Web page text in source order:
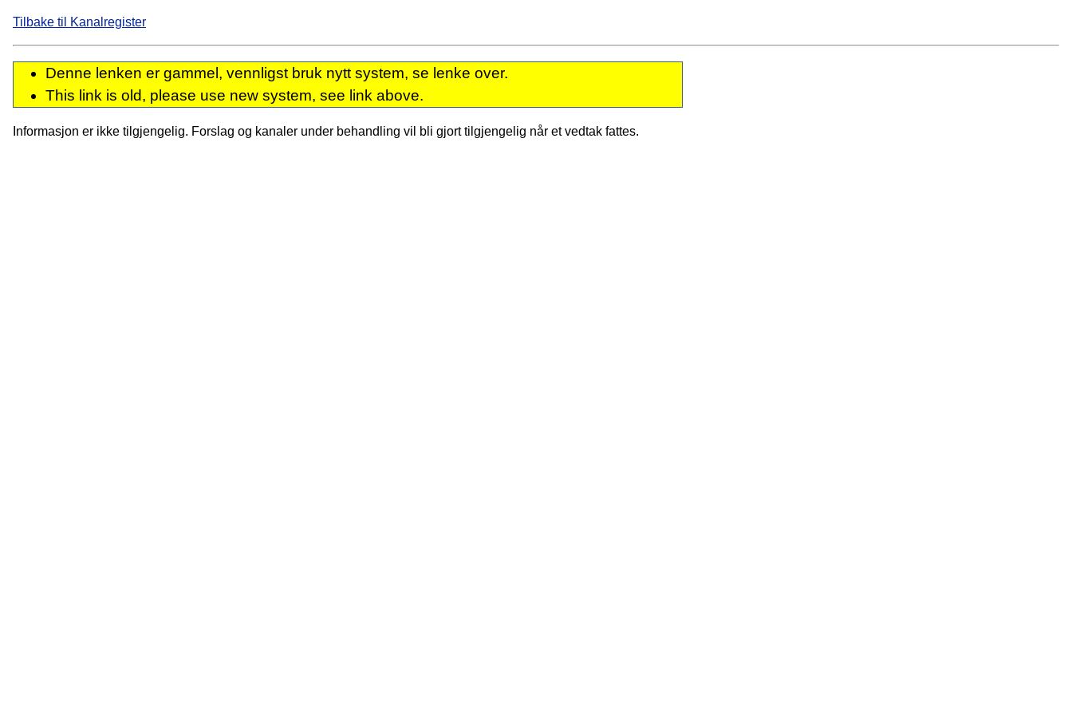
Tilbake til Kanalregister
Denne lenken er gammel, vennligst bruk nytt system, se lenke over.
This link is old, please use new system, see link above.
Informasjon er ikke tilgjengelig. Forslag og kanaler under behandling vil bli gjort tilgjengelig når et vedtak fattes.